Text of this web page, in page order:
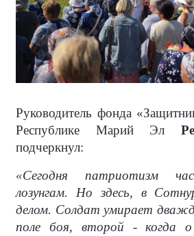
Руководитель фонда
Республике Марий Эл
подчеркнул:
«Сегодня патриотизм
лозунгам. Но здесь, в
делом. Солдат умирает
поле боя, второй - когда